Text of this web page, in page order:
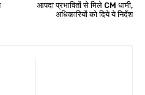
आपदा प्रभावितों से मिले CM धामी,
अधिकारियों को दिये ये निर्देश